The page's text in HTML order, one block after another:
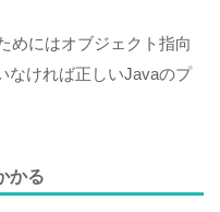
めにはオブジェクト指向
なければ正しいJavaのプ
かる